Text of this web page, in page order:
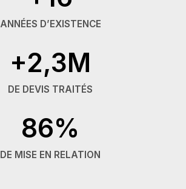
ANNÉES D’EXISTENCE
+2,3M
DE DEVIS TRAITÉS
86%
DE MISE EN RELATION